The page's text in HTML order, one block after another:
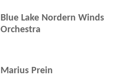
Blue Lake Nordern Winds
Orchestra
Marius Prein